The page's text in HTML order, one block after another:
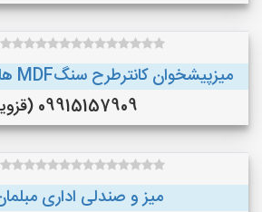
میزپیشخوان کانترطرح سنگMDF هایگلس لوازم مطب
09915157909 (قزوین)
میز و صندلی اداری